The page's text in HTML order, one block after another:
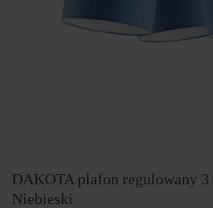
DAKOTA plafon regulowany
Niebieski